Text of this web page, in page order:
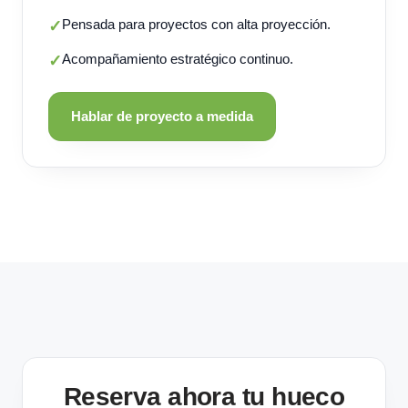
✓Pensada para proyectos con alta proyección.
✓Acompañamiento estratégico continuo.
Hablar de proyecto a medida
Reserva ahora tu hueco